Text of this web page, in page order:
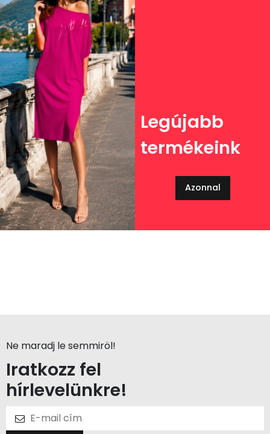
Legújabb
termékeink
Azonnal
Ne maradj le semmiröl!
Iratkozz fel
hírlevelünkre!